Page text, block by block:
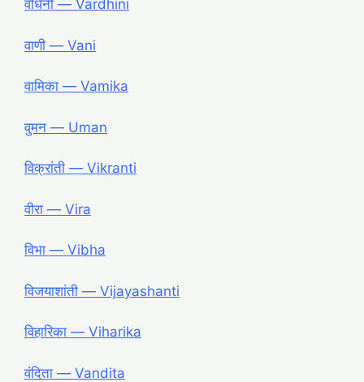
वर्धिनी ― Vardhini
वाणी ― Vani
वामिका ― Vamika
वुमन ― Uman
विक्रांती ― Vikranti
वीरा ― Vira
विभा ― Vibha
विजयाशांती ― Vijayashanti
विहारिका ― Viharika
वंदिता ― Vandita